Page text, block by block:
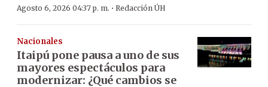
Agosto 6, 2026 04:37 p. m. · Redacción ÚH
Nacionales
Itaipú pone pausa a uno de sus
mayores espectáculos para
modernizar: ¿Qué cambios se